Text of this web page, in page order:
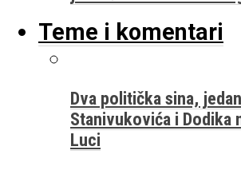
Teme i komentari
Dva politička sina,
Stanivukovića i Dodika
Luci